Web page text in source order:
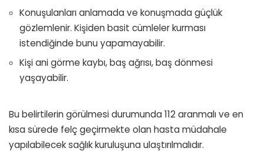
Konuşulanları anlamada ve konuşmada güçlük
gözlemlenir. Kişiden basit cümleler kurması
istendiğinde bunu yapamayabilir.
Kişi ani görme kaybı, baş ağrısı, baş dönmesi
yaşayabilir.
Bu belirtilerin görülmesi durumunda 112 aranmalı ve en
kısa sürede felç geçirmekte olan hasta müdahale
yapılabilecek sağlık kuruluşuna ulaştırılmalıdır.